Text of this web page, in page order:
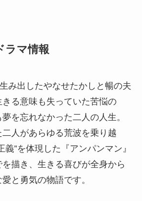
ラマ情報
み出したやなせたかしと暢の夫
る意味も失っていた苦悩の
を忘れなかった二人の人生。
人があらゆる荒波を乗り越
義”を体現した『アンパンマン』
描き、生きる喜びが全身から
と勇気の物語です。